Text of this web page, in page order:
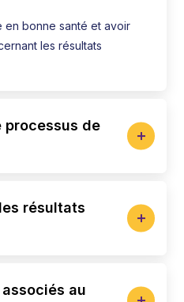
en bonne santé et avoir
les résultats
processus de
résultats
au